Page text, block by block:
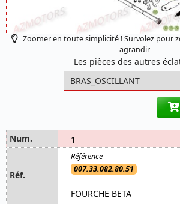
Zoomer en toute simplicité ! Survolez pour
agrandir
Les pièces des autres
1
007.33.082.80.51
FOURCHE BETA